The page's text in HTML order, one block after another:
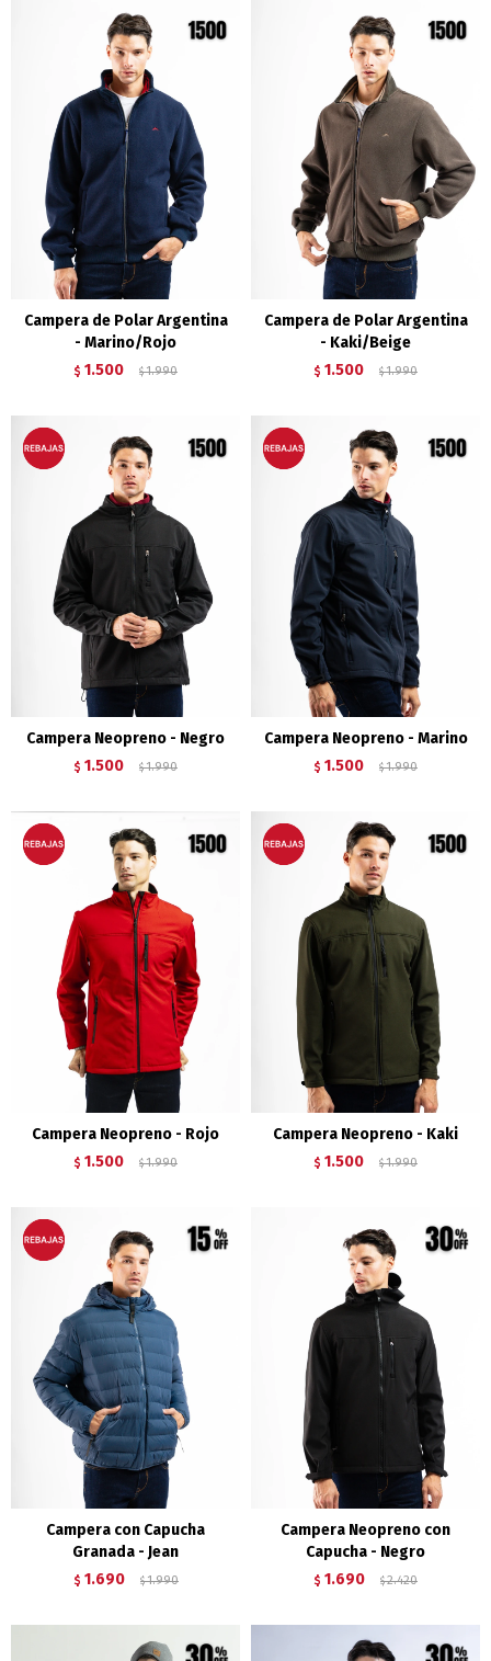
Campera de Polar Argentina
- Marino/Rojo
$ 1.500 $ 1.990
Campera de Polar Argentina
- Kaki/Beige
$ 1.500 $ 1.990
Campera Neopreno - Negro
$ 1.500 $ 1.990
Campera Neopreno - Marino
$ 1.500 $ 1.990
Campera Neopreno - Rojo
$ 1.500 $ 1.990
Campera Neopreno - Kaki
$ 1.500 $ 1.990
Campera con Capucha
Granada - Jean
$ 1.690 $ 1.990
Campera Neopreno con
Capucha - Negro
$ 1.690 $ 2.420